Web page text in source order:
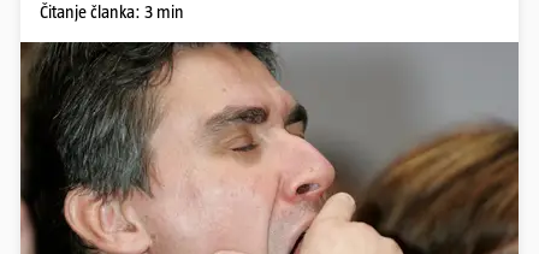
Čitanje članka: 3 min